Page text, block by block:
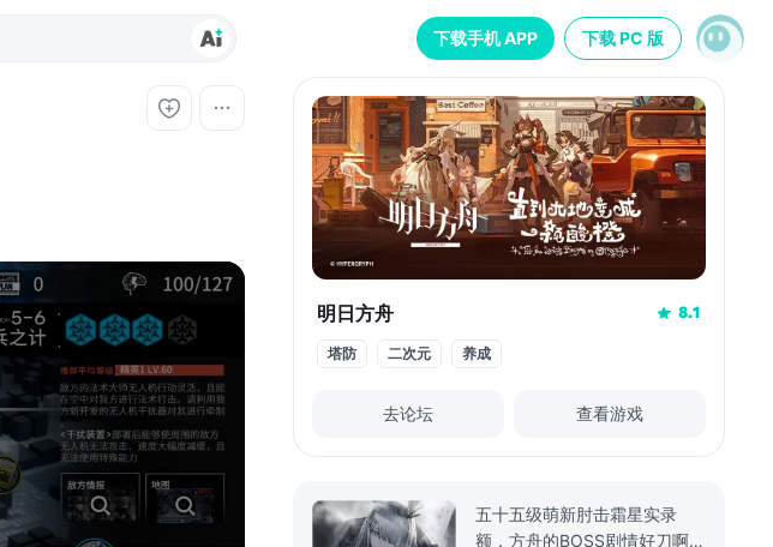
下载手机 APP 下载 PC 版
明日方舟 8.1
塔防 二次元 养成
去论坛 查看游戏
五十五级萌新肘击霜星实录
额，方舟的BOSS剧情好刀啊——